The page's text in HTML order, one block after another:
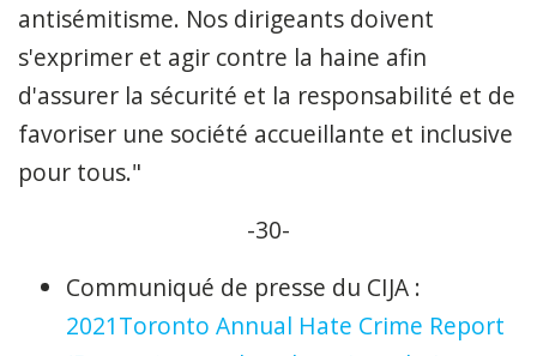
antisémitisme. Nos dirigeants doivent
s'exprimer et agir contre la haine afin
d'assurer la sécurité et la responsabilité et de
favoriser une société accueillante et inclusive
pour tous."
-30-
Communiqué de presse du CIJA :
2021Toronto Annual Hate Crime Report